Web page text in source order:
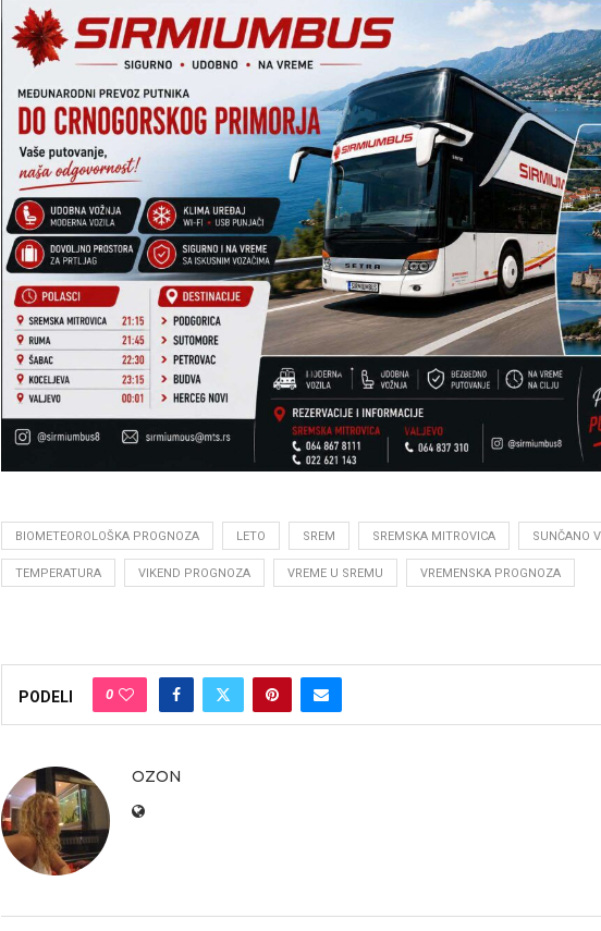
BIOMETEOROLOŠKA PROGNOZA LETO SREM SREMSKA MITROVICA SUNČANO
TEMPERATURA VIKEND PROGNOZA VREME U SREMU VREMENSKA PROGNOZA
PODELI 0
OZON